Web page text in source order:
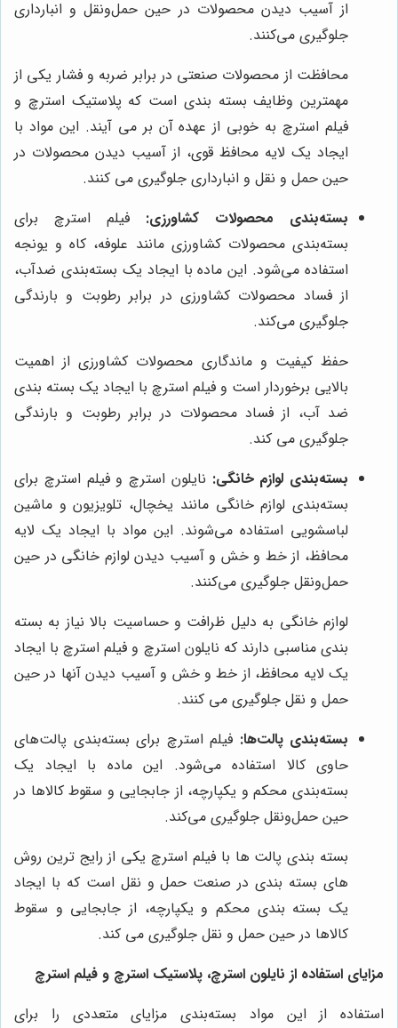
از آسیب دیدن محصولات در حین حمل‌ونقل و انبارداری
جلوگیری می‌کنند.
محافظت از محصولات صنعتی در برابر ضربه و فشار یکی از
مهمترین وظایف بسته بندی است که پلاستیک استرچ و
فیلم استرچ به خوبی از عهده آن بر می آیند. این مواد با
ایجاد یک لایه محافظ قوی، از آسیب دیدن محصولات در
حین حمل و نقل و انبارداری جلوگیری می کنند.
بسته‌بندی محصولات کشاورزی: فیلم استرچ برای
بسته‌بندی محصولات کشاورزی مانند علوفه، کاه و یونجه
استفاده می‌شود. این ماده با ایجاد یک بسته‌بندی ضدآب،
از فساد محصولات کشاورزی در برابر رطوبت و بارندگی
جلوگیری می‌کند.
حفظ کیفیت و ماندگاری محصولات کشاورزی از اهمیت
بالایی برخوردار است و فیلم استرچ با ایجاد یک بسته بندی
ضد آب، از فساد محصولات در برابر رطوبت و بارندگی
جلوگیری می کند.
بسته‌بندی لوازم خانگی: نایلون استرچ و فیلم استرچ برای
بسته‌بندی لوازم خانگی مانند یخچال، تلویزیون و ماشین
لباسشویی استفاده می‌شوند. این مواد با ایجاد یک لایه
محافظ، از خط و خش و آسیب دیدن لوازم خانگی در حین
حمل‌ونقل جلوگیری می‌کنند.
لوازم خانگی به دلیل ظرافت و حساسیت بالا نیاز به بسته
بندی مناسبی دارند که نایلون استرچ و فیلم استرچ با ایجاد
یک لایه محافظ، از خط و خش و آسیب دیدن آنها در حین
حمل و نقل جلوگیری می کنند.
بسته‌بندی پالت‌ها: فیلم استرچ برای بسته‌بندی پالت‌های
حاوی کالا استفاده می‌شود. این ماده با ایجاد یک
بسته‌بندی محکم و یکپارچه، از جابجایی و سقوط کالاها در
حین حمل‌ونقل جلوگیری می‌کند.
بسته بندی پالت ها با فیلم استرچ یکی از رایج ترین روش
های بسته بندی در صنعت حمل و نقل است که با ایجاد
یک بسته بندی محکم و یکپارچه، از جابجایی و سقوط
کالاها در حین حمل و نقل جلوگیری می کند.
مزایای استفاده از نایلون استرچ، پلاستیک استرچ و فیلم استرچ
استفاده از این مواد بسته‌بندی مزایای متعددی را برای